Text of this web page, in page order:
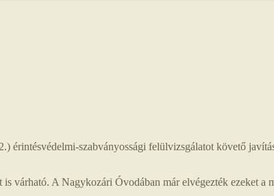
érintésvédelmi-szabványossági felülvizsgálatot követő
várható. A Nagykozári Óvodában már elvégezték ezeket a